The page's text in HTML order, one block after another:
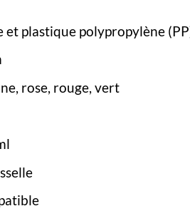
plastique polypropylène
rose, rouge, vert